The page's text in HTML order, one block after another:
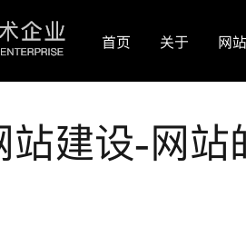
首页 关于 网
站建设-网站